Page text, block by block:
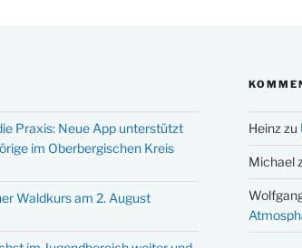
Praxis: Neue App unterstützt
im Oberbergischen Kreis
Waldkurs am 2. August
Heinz zu
Michael